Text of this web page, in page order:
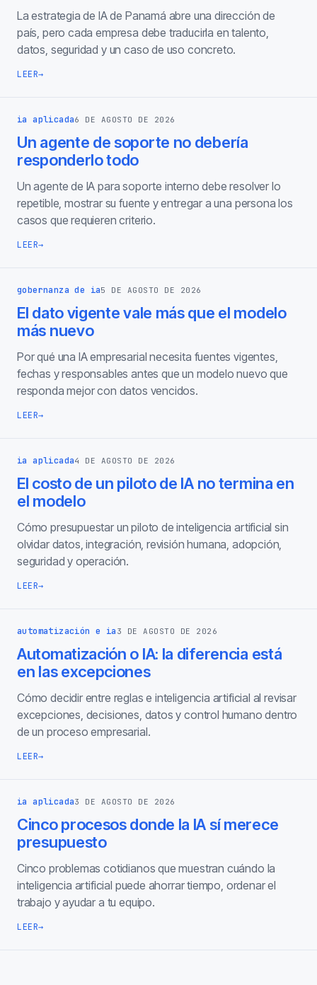
La estrategia de IA de Panamá abre una dirección de
país, pero cada empresa debe traducirla en talento,
datos, seguridad y un caso de uso concreto.
LEER→
ia aplicada6 DE AGOSTO DE 2026
Un agente de soporte no debería
responderlo todo
Un agente de IA para soporte interno debe resolver lo
repetible, mostrar su fuente y entregar a una persona los
casos que requieren criterio.
LEER→
gobernanza de ia5 DE AGOSTO DE 2026
El dato vigente vale más que el modelo
más nuevo
Por qué una IA empresarial necesita fuentes vigentes,
fechas y responsables antes que un modelo nuevo que
responda mejor con datos vencidos.
LEER→
ia aplicada4 DE AGOSTO DE 2026
El costo de un piloto de IA no termina en
el modelo
Cómo presupuestar un piloto de inteligencia artificial sin
olvidar datos, integración, revisión humana, adopción,
seguridad y operación.
LEER→
automatización e ia 3 DE AGOSTO DE 2026
Automatización o IA: la diferencia está
en las excepciones
Cómo decidir entre reglas e inteligencia artificial al revisar
excepciones, decisiones, datos y control humano dentro
de un proceso empresarial.
LEER→
ia aplicada3 DE AGOSTO DE 2026
Cinco procesos donde la IA sí merece
presupuesto
Cinco problemas cotidianos que muestran cuándo la
inteligencia artificial puede ahorrar tiempo, ordenar el
trabajo y ayudar a tu equipo.
LEER→